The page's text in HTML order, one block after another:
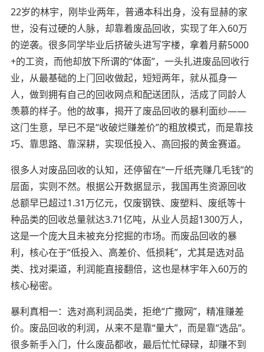
22岁的林宇，刚毕业两年，普通本科出身，没有显赫的家
世，没有过硬的人脉，却靠着废品回收，实现了年入60万
的逆袭。很多同学毕业后挤破头进写字楼，拿着月薪5000
+的工资，而他却放下所谓的“体面”，一头扎进废品回收行
业，从最基础的上门回收做起，短短两年，就从孤身一
人，做到拥有自己的回收网点和配送团队，活成了同龄人
羡慕的样子。他的故事，揭开了废品回收的暴利面纱——
这门生意，早已不是“收破烂赚差价”的粗放模式，而是靠技
巧、靠思路、靠深耕，实现低投入、高回报的黄金赛道。
很多人对废品回收的认知，还停留在“一斤纸壳赚几毛钱”的
层面，实则不然。根据公开数据显示，我国再生资源回收
总额早已超过1.31万亿元，仅废钢铁、废塑料、废纸等十
种品类的回收总量就达3.71亿吨，从业人员超1300万人，
这是一个庞大且未被充分挖掘的市场。而废品回收的暴
利，核心在于“低投入、高差价、低损耗”，尤其是选对品
类、找对渠道，利润能直接翻倍，这也是林宇年入60万的
核心秘密。
暴利真相一：选对高利润品类，拒绝“广撒网”，精准赚差
价。废品回收的利润，从来不是靠“量大”，而是靠“选品”。
很多新手入门，什么废品都收，最后忙忙碌碌，却赚不到